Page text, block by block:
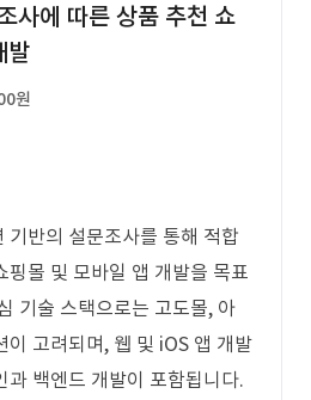
사에 따른 상품 추천 쇼
발
원
기반의 설문조사를 통해 적합
핑몰 및 모바일 앱 개발을 목표
기술 스택으로는 고도몰, 아
이 고려되며, 웹 및 iOS 앱 개발
과 백엔드 개발이 포함됩니다.